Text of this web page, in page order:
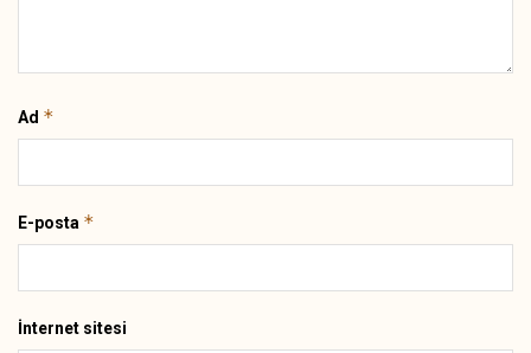
Ad *
E-posta *
İnternet sitesi